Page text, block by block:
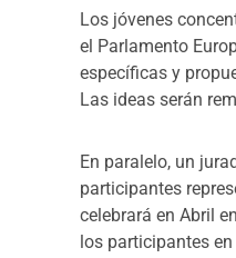
Los jóvenes
el Parlamento
específicas y
Las ideas serán
En paralelo, un
participantes
celebrará en Abril
los participantes